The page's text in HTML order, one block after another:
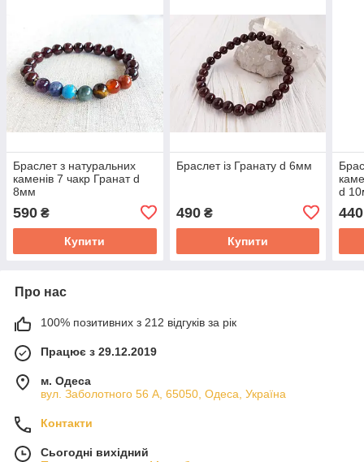
Браслет з натуральних
каменів 7 чакр Гранат d
8мм
590 ₴
Купити
Браслет із Гранату d 6мм
490₴
Купити
d
440
Про нас
100% позитивних з 212 відгуків за рік
Працює з 29.12.2019
м. Одеса
вул. Заболотного 56 А, 65050, Одеса, Україна
Контакти
Сьогодні вихідний